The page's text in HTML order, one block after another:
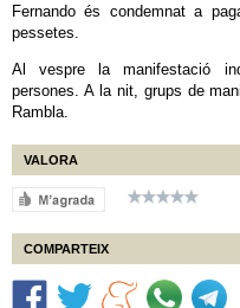
Fernando és condemnat a
pessetes.
Al vespre la manifestació
persones. A la nit, grups de
Rambla.
VALORA
COMPARTEIX